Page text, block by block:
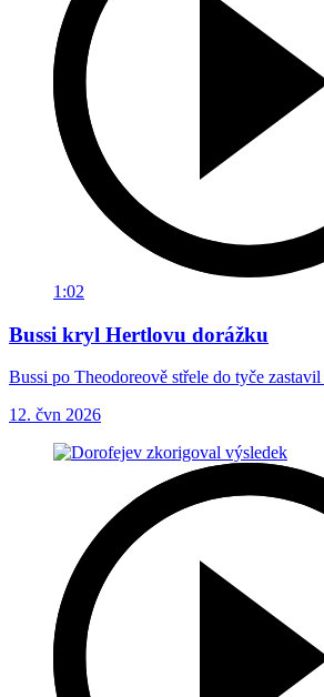
1:02
Bussi kryl Hertlovu dorážku
Bussi po Theodoreově střele do tyče
12. čvn 2026